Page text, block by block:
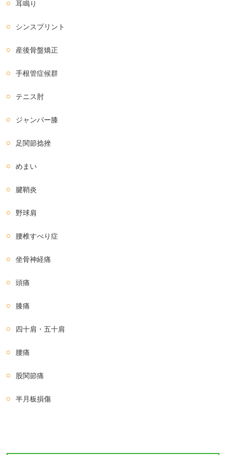
耳鳴り
シンスプリント
産後骨盤矯正
手根管症候群
テニス肘
ジャンパー膝
足関節捻挫
めまい
腱鞘炎
野球肩
腰椎すべり症
坐骨神経痛
頭痛
膝痛
四十肩・五十肩
腰痛
股関節痛
半月板損傷